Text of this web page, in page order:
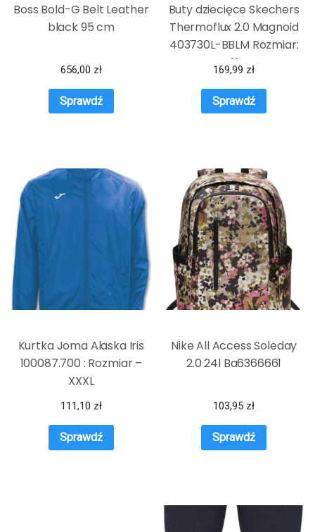
Boss Bold-G Belt Leather
black 95 cm
656,00 zł
Sprawdź
Buty dziecięce Skechers
Thermoflux 2.0 Magnoid
403730L-BBLM Rozmiar:
31
169,99 zł
Sprawdź
Kurtka Joma Alaska Iris
100087.700 : Rozmiar –
XXXL
111,10 zł
Sprawdź
Nike All Access Soleday
2.0 24l Ba6366661
103,95 zł
Sprawdź